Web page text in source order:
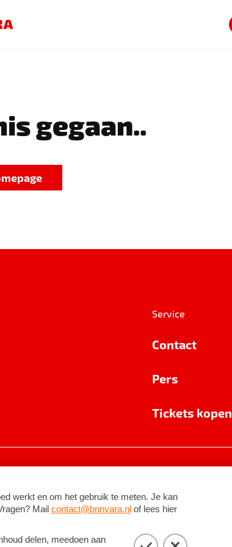
gegaan..
Service
Contact
Pers
Tickets kopen